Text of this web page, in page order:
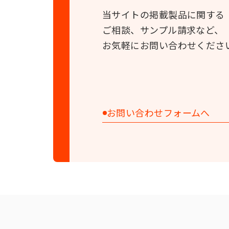
当サイトの掲載製品に関する
ご相談、サンプル請求など、
お気軽にお問い合わせくださ
お問い合わせフォームへ